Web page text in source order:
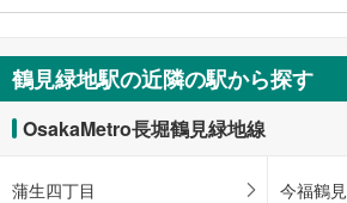
鶴見緑地駅の近隣の駅から探す
OsakaMetro長堀鶴見緑地線
蒲生四丁目 今福鶴見